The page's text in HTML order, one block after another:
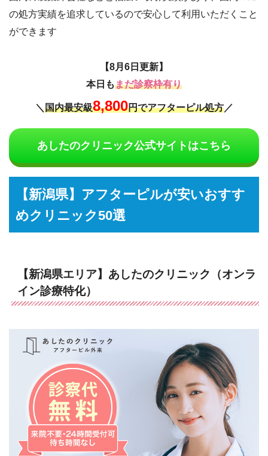
の処方実績を追求しているので安心して利用いただくこと
ができます
【8月6日更新】
本日もまだ診察枠有り
＼ 国内最安級8,800円でアフターピル処方／
あしたのクリニック公式サイトはこちら
【新潟県】アフターピルが安いおすす
めクリニック50選
【新潟県エリア】あしたのクリニック（オンラ
イン診療特化）